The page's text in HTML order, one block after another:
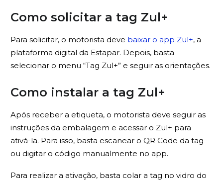
Como solicitar a tag Zul+
Para solicitar, o motorista deve baixar o app Zul+, a
plataforma digital da Estapar. Depois, basta
selecionar o menu “Tag Zul+” e seguir as orientações.
Como instalar a tag Zul+
Após receber a etiqueta, o motorista deve seguir as
instruções da embalagem e acessar o Zul+ para
ativá-la. Para isso, basta escanear o QR Code da tag
ou digitar o código manualmente no app.
Para realizar a ativação, basta colar a tag no vidro do